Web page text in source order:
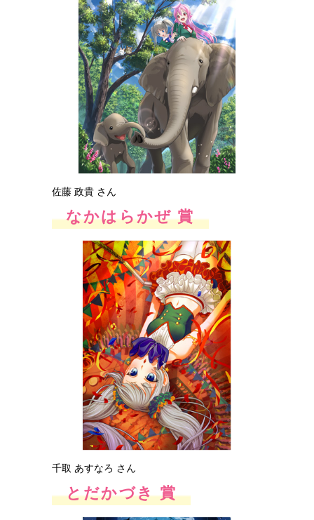
佐藤 政貴 さん
なかはらかぜ 賞
千取 あすなろ さん
とだかづき 賞